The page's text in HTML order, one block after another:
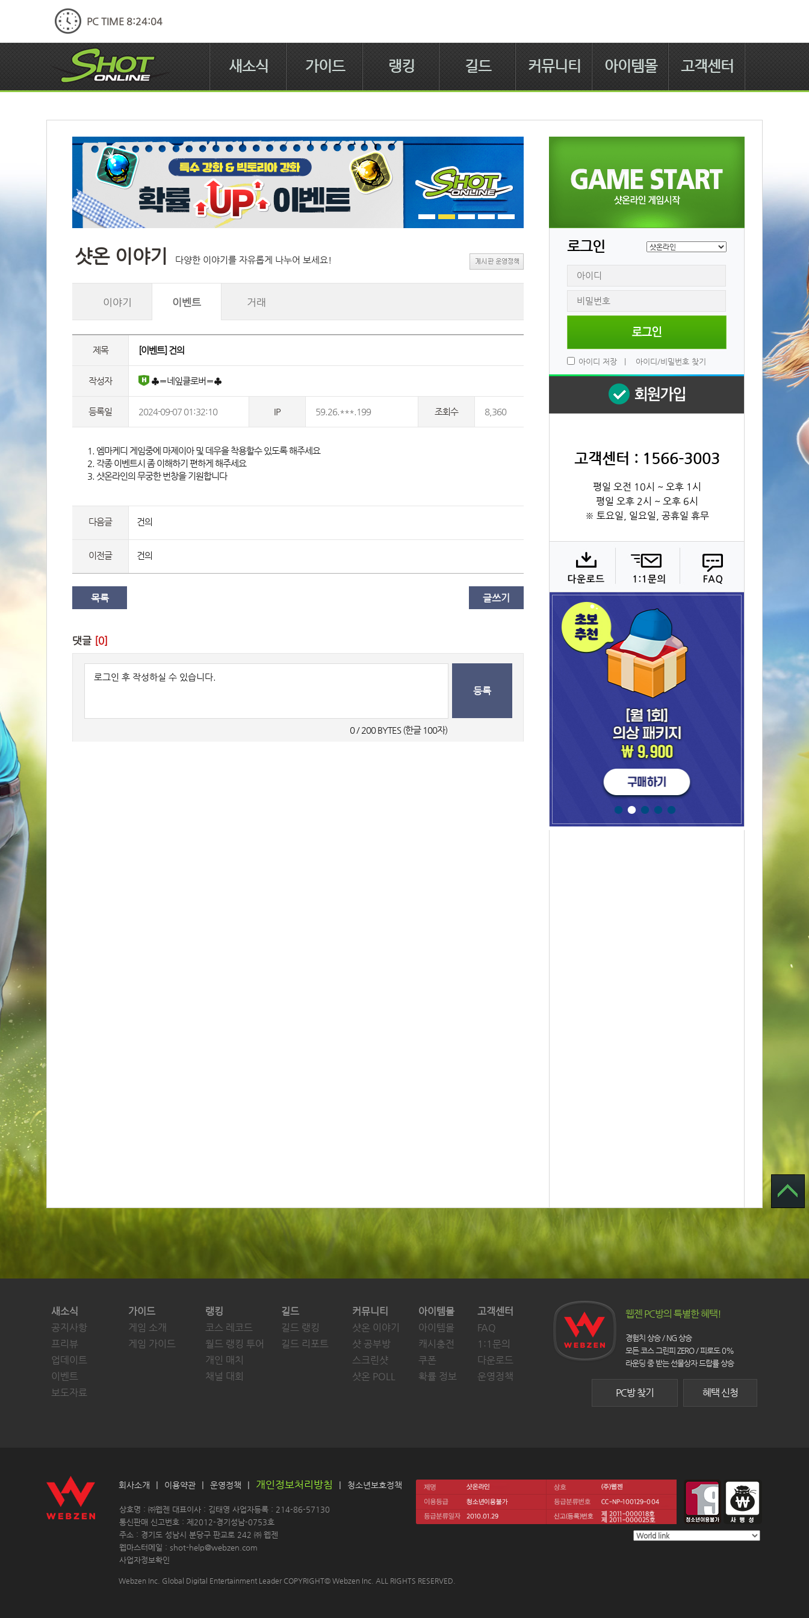
PC TIME 8:24:05
새소식 가이드 랭킹 길드 커뮤니티 아이템몰 고객센터
샷온 이야기 다양한 이야기를 자유롭게 나누어 보세요!
이야기 이벤트 거래
제목 [이벤트] 건의
작성자 ♣〓네잎클로버〓♣
등록일 2024-09-07 01:32:10 IP 59.26.***.199 조회수 8,360
1. 엠마케디 게임중에 마제이아 및 데우을 착용할수 있도록 해주세요
2. 각종 이벤트시 좀 이해하기 편하게 해주세요
3. 샷온라인의 무궁한 번창을 기원합니다
다음글 건의
이전글 건의
목록 글쓰기
댓글 [0]
0 / 200 BYTES (한글 100자)
등록
로그인
아이디 저장 아이디/비밀번호 찾기
고객센터 : 1566-3003
평일 오전 10시 ~ 오후 1시
평일 오후 2시 ~ 오후 6시
※ 토요일, 일요일, 공휴일 휴무
새소식
공지사항
프리뷰
업데이트
이벤트
보도자료
가이드
게임 소개
게임 가이드
랭킹
코스 레코드
월드 랭킹 투어
개인 매치
채널 대회
길드
길드 랭킹
길드 리포트
커뮤니티
샷온 이야기
샷 공부방
스크린샷
샷온 POLL
아이템몰
아이템몰
캐시충전
쿠폰
확률 정보
고객센터
FAQ
1:1문의
다운로드
운영정책
웹젠 PC방의 특별한 혜택!
경험치 상승 / NG 상승
모든 코스 그린피 ZERO / 피로도 0%
라운딩 중 받는 선물상자 드랍률 상승
혜택 신청
PC방 찾기
회사소개 | 이용약관 | 운영정책 | 개인정보처리방침 | 청소년보호정책
상호명 : ㈜웹젠 대표이사 : 김태영 사업자등록 : 214-86-57130
통신판매 신고번호 : 제2012-경기성남-0753호
주소 : 경기도 성남시 분당구 판교로 242 ㈜ 웹젠
웹마스터메일 : shot-help@webzen.com
사업자정보확인
Webzen Inc. Global Digital Entertainment Leader COPYRIGHT© Webzen Inc. ALL RIGHTS RESERVED.